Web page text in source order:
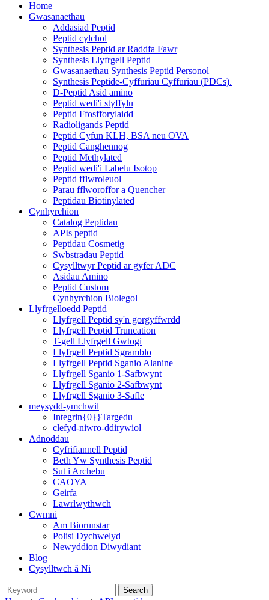
Home
Gwasanaethau
Addasiad Peptid
Peptid cylchol
Synthesis Peptid ar Raddfa Fawr
Synthesis Llyfrgell Peptid
Gwasanaethau Synthesis Peptid Personol
Synthesis Peptide-Cyffuriau Cyffuriau (PDCs).
D-Peptid Asid amino
Peptid wedi'i styffylu
Peptid Ffosfforylaidd
Radioligands Peptid
Peptid Cyfun KLH, BSA neu OVA
Peptid Canghennog
Peptid Methylated
Peptid wedi'i Labelu Isotop
Peptid fflwroleuol
Parau fflworoffor a Quencher
Peptidau Biotinylated
Cynhyrchion
Catalog Peptidau
APIs peptid
Peptidau Cosmetig
Swbstradau Peptid
Cysylltwyr Peptid ar gyfer ADC
Asidau Amino
Peptid Custom
Cynhyrchion Biolegol
Llyfrgelloedd Peptid
Llyfrgell Peptid sy'n gorgyffwrdd
Llyfrgell Peptid Truncation
T-gell Llyfrgell Gwtogi
Llyfrgell Peptid Sgramblo
Llyfrgell Peptid Sganio Alanine
Llyfrgell Sganio 1-Safbwynt
Llyfrgell Sganio 2-Safbwynt
Llyfrgell Sganio 3-Safle
meysydd-ymchwil
Integrin{0}}Targedu
clefyd-niwro-ddirywiol
Adnoddau
Cyfrifiannell Peptid
Beth Yw Synthesis Peptid
Sut i Archebu
CAOYA
Geirfa
Lawrlwythwch
Cwmni
Am Biorunstar
Polisi Dychwelyd
Newyddion Diwydiant
Blog
Cysylltwch â Ni